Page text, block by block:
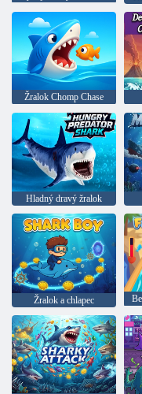
Žralok Chomp Chase
Hladný dravý žralok
Žralok a chlapec